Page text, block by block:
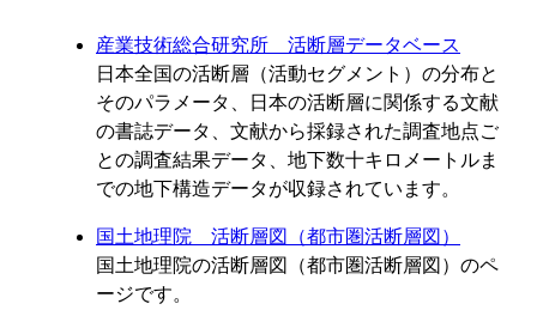
産業技術総合研究所 活断層データベース
日本全国の活断層（活動セグメント）の分布と
そのパラメータ、日本の活断層に関係する文献
の書誌データ、文献から採録された調査地点ご
との調査結果データ、地下数十キロメートルま
での地下構造データが収録されています。
国土地理院 活断層図（都市圏活断層図）
国土地理院の活断層図（都市圏活断層図）のペ
ージです。